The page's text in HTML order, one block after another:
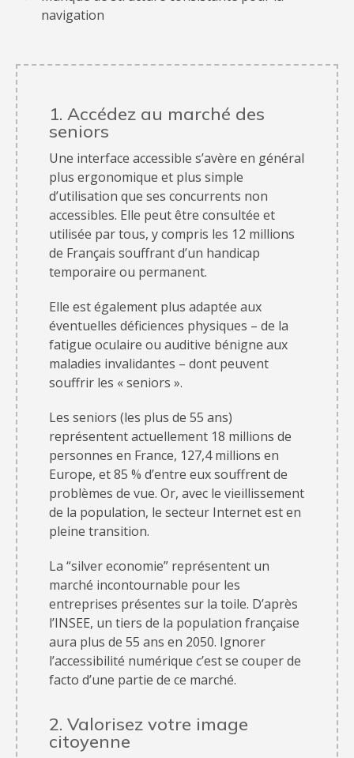
navigation
1. Accédez au marché des
seniors
Une interface accessible s’avère en général
plus ergonomique et plus simple
d’utilisation que ses concurrents non
accessibles. Elle peut être consultée et
utilisée par tous, y compris les 12 millions
de Français souffrant d’un handicap
temporaire ou permanent.
Elle est également plus adaptée aux
éventuelles déficiences physiques – de la
fatigue oculaire ou auditive bénigne aux
maladies invalidantes – dont peuvent
souffrir les « seniors ».
Les seniors (les plus de 55 ans)
représentent actuellement 18 millions de
personnes en France, 127,4 millions en
Europe, et 85 % d’entre eux souffrent de
problèmes de vue. Or, avec le vieillissement
de la population, le secteur Internet est en
pleine transition.
La “silver economie” représentent un
marché incontournable pour les
entreprises présentes sur la toile. D’après
l’INSEE, un tiers de la population française
aura plus de 55 ans en 2050. Ignorer
l’accessibilité numérique c’est se couper de
facto d’une partie de ce marché.
2. Valorisez votre image
citoyenne